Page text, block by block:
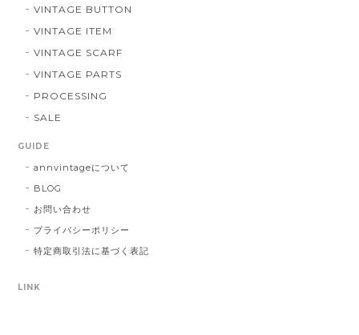
VINTAGE BUTTON
VINTAGE ITEM
VINTAGE SCARF
VINTAGE PARTS
PROCESSING
SALE
GUIDE
annvintageについて
BLOG
お問い合わせ
プライバシーポリシー
特定商取引法に基づく表記
LINK